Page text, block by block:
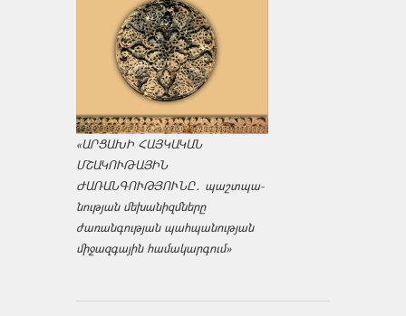
«ԱՐՑԱԽԻ ՀԱՅԿԱԿԱՆ
ՄՇԱԿՈՒԹԱՅԻՆ
ԺԱՌԱՆԳՈՒԹՅՈՒՆԸ․ պաշտպա­
նության մեխանիզմները
ժառանգության պահպանության
միջազ­գային համակարգում»